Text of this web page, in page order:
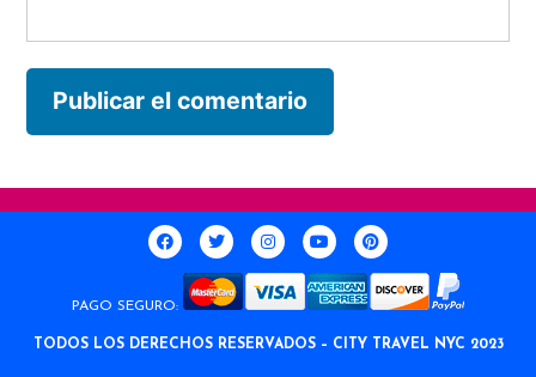
PAGO SEGURO:
TODOS LOS DERECHOS RESERVADOS – CITY TRAVEL NYC 2023